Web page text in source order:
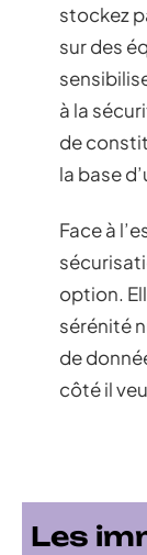
stockez
sur des
à la
de
la base
Face à
option.
sérénité
de
côté il
Les